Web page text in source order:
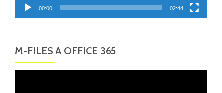
00:00 02:44
M-FILES A OFFICE 365